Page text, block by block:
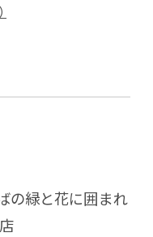
の緑と花に囲まれ